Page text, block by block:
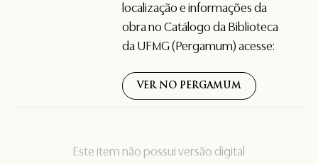
Este item não possui versão digital
localização e informações da
obra no Catálogo da Biblioteca
da UFMG (Pergamum) acesse:
VER NO PERGAMUM